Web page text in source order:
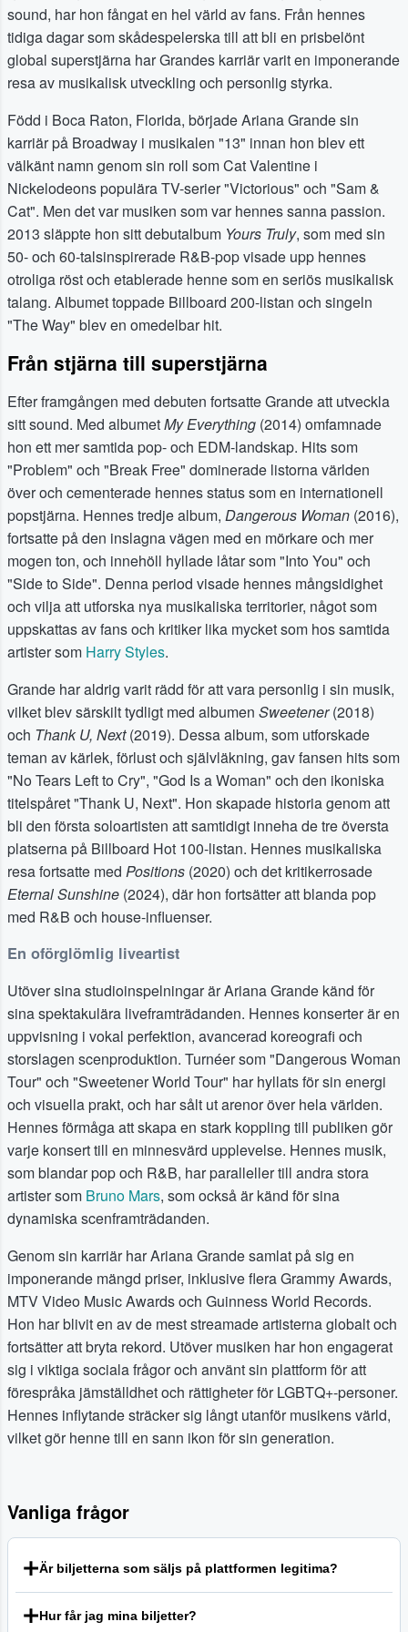
sound, har hon fångat en hel värld av fans. Från hennes
tidiga dagar som skådespelerska till att bli en prisbelönt
global superstjärna har Grandes karriär varit en imponerande
resa av musikalisk utveckling och personlig styrka.
Född i Boca Raton, Florida, började Ariana Grande sin
karriär på Broadway i musikalen "13" innan hon blev ett
välkänt namn genom sin roll som Cat Valentine i
Nickelodeons populära TV-serier "Victorious" och "Sam &
Cat". Men det var musiken som var hennes sanna passion.
2013 släppte hon sitt debutalbum Yours Truly, som med sin
50- och 60-talsinspirerade R&B-pop visade upp hennes
otroliga röst och etablerade henne som en seriös musikalisk
talang. Albumet toppade Billboard 200-listan och singeln
"The Way" blev en omedelbar hit.
Från stjärna till superstjärna
Efter framgången med debuten fortsatte Grande att utveckla
sitt sound. Med albumetMy Everything (2014) omfamnade
hon ett mer samtida pop- och EDM-landskap. Hits som
"Problem" och "Break Free" dominerade listorna världen
över och cementerade hennes status som en internationell
popstjärna. Hennes tredje album, Dangerous Woman (2016),
fortsatte på den inslagna vägen med en mörkare och mer
mogen ton, och innehöll hyllade låtar som "Into You" och
"Side to Side". Denna period visade hennes mångsidighet
och vilja att utforska nya musikaliska territorier, något som
uppskattas av fans och kritiker lika mycket som hos samtida
artister som Harry Styles.
Grande har aldrig varit rädd för att vara personlig i sin musik,
vilket blev särskilt tydligt med albumen Sweetener(2018)
och Thank U, Next(2019). Dessa album, som utforskade
teman av kärlek, förlust och självläkning, gav fansen hits som
"No Tears Left to Cry", "God Is a Woman" och den ikoniska
titelspåret "Thank U, Next". Hon skapade historia genom att
bli den första soloartisten att samtidigt inneha de tre översta
platserna på Billboard Hot 100-listan. Hennes musikaliska
resa fortsatte med Positions (2020) och det kritikerrosade
Eternal Sunshine (2024), där hon fortsätter att blanda pop
med R&B och house-influenser.
En oförglömlig liveartist
Utöver sina studioinspelningar är Ariana Grande känd för
sina spektakulära liveframträdanden. Hennes konserter är en
uppvisning i vokal perfektion, avancerad koreografi och
storslagen scenproduktion. Turnéer som "Dangerous Woman
Tour" och "Sweetener World Tour" har hyllats för sin energi
och visuella prakt, och har sålt ut arenor över hela världen.
Hennes förmåga att skapa en stark koppling till publiken gör
varje konsert till en minnesvärd upplevelse. Hennes musik,
som blandar pop och R&B, har paralleller till andra stora
artister som Bruno Mars, som också är känd för sina
dynamiska scenframträdanden.
Genom sin karriär har Ariana Grande samlat på sig en
imponerande mängd priser, inklusive flera Grammy Awards,
MTV Video Music Awards och Guinness World Records.
Hon har blivit en av de mest streamade artisterna globalt och
fortsätter att bryta rekord. Utöver musiken har hon engagerat
sig i viktiga sociala frågor och använt sin plattform för att
förespråka jämställdhet och rättigheter för LGBTQ+-personer.
Hennes inflytande sträcker sig långt utanför musikens värld,
vilket gör henne till en sann ikon för sin generation.
Vanliga frågor
Är biljetterna som säljs på plattformen legitima?
för fans att köpa och sälja biljetter. Varje kvalificerad
Hur får jag mina biljetter?